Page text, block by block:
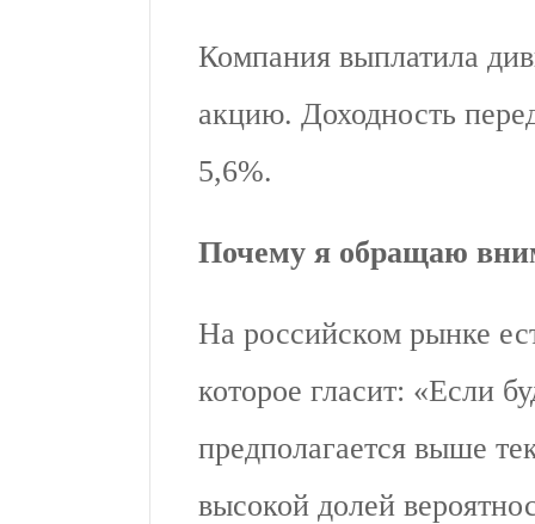
Компания выплатила
акцию. Доходность
5,6%.
Почему я обращаю
На российском рынке
которое гласит: «Если
предполагается выше
высокой долей